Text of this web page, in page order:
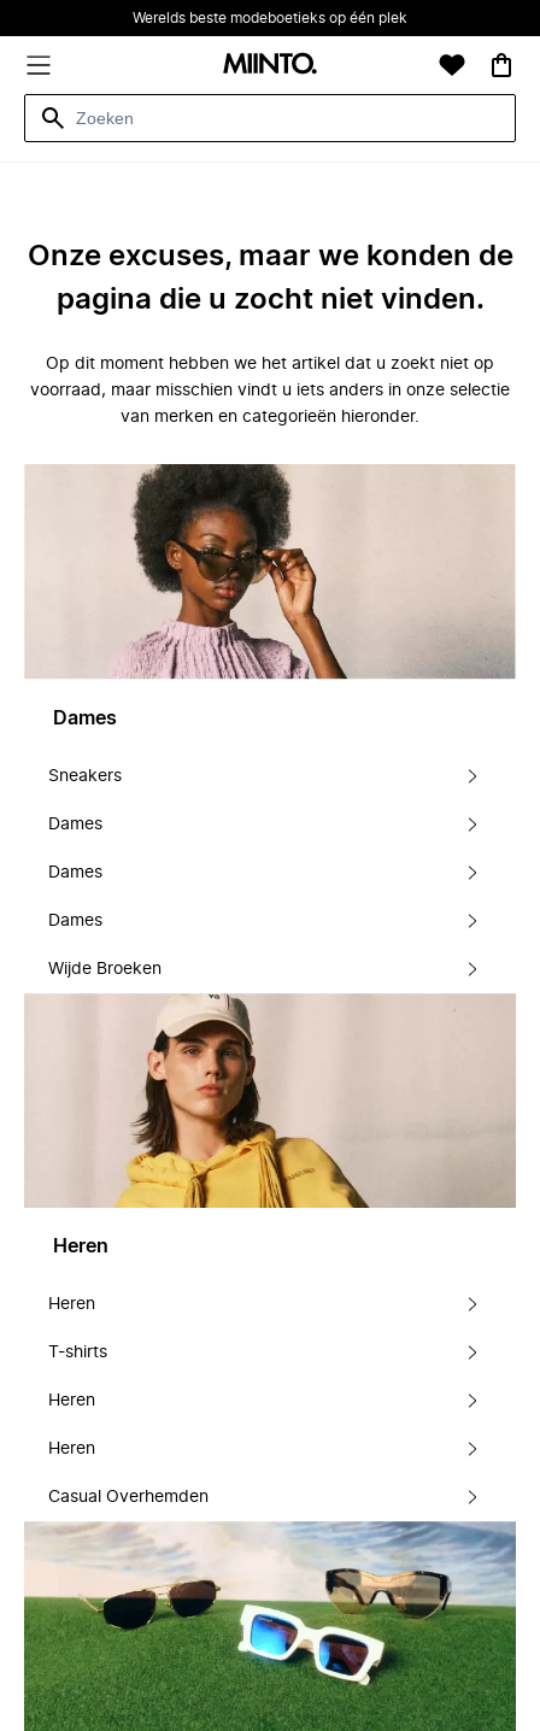
Werelds beste modeboetieks op één plek
Onze excuses, maar we konden de
pagina die u zocht niet vinden.
Op dit moment hebben we het artikel dat u zoekt niet op
voorraad, maar misschien vindt u iets anders in onze selectie
van merken en categorieën hieronder.
Dames
Sneakers
Dames
Dames
Dames
Wijde Broeken
Heren
Heren
T-shirts
Heren
Heren
Casual Overhemden